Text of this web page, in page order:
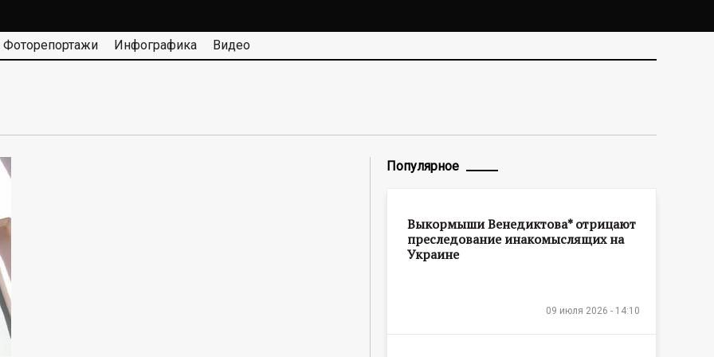
Фоторепортажи Инфографика Видео
Популярное
Выкормыши Венедиктова* отрицают
преследование инакомыслящих на
Украине
09 июля 2026 - 14:10